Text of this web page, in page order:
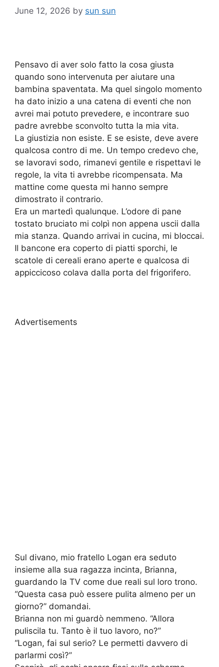
June 12, 2026 by sun sun
Pensavo di aver solo fatto la cosa giusta
quando sono intervenuta per aiutare una
bambina spaventata. Ma quel singolo momento
ha dato inizio a una catena di eventi che non
avrei mai potuto prevedere, e incontrare suo
padre avrebbe sconvolto tutta la mia vita.
La giustizia non esiste. E se esiste, deve avere
qualcosa contro di me. Un tempo credevo che,
se lavoravi sodo, rimanevi gentile e rispettavi le
regole, la vita ti avrebbe ricompensata. Ma
mattine come questa mi hanno sempre
dimostrato il contrario.
Era un martedì qualunque. L’odore di pane
tostato bruciato mi colpì non appena uscii dalla
mia stanza. Quando arrivai in cucina, mi bloccai.
Il bancone era coperto di piatti sporchi, le
scatole di cereali erano aperte e qualcosa di
appiccicoso colava dalla porta del frigorifero.
Advertisements
Sul divano, mio fratello Logan era seduto
insieme alla sua ragazza incinta, Brianna,
guardando la TV come due reali sul loro trono.
“Questa casa può essere pulita almeno per un
giorno?” domandai.
Brianna non mi guardò nemmeno. “Allora
puliscila tu. Tanto è il tuo lavoro, no?”
“Logan, fai sul serio? Le permetti davvero di
parlarmi così?”